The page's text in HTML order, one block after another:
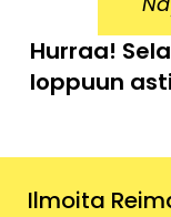
Hurraa!
loppuun
Ilmoita